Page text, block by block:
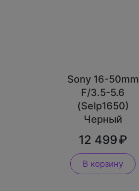
Sony 16-50mm
F/3.5-5.6
(Selp1650)
Черный
12 499
В корзину